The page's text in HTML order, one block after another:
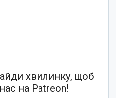
хвилинку, щоб
на Patreon!